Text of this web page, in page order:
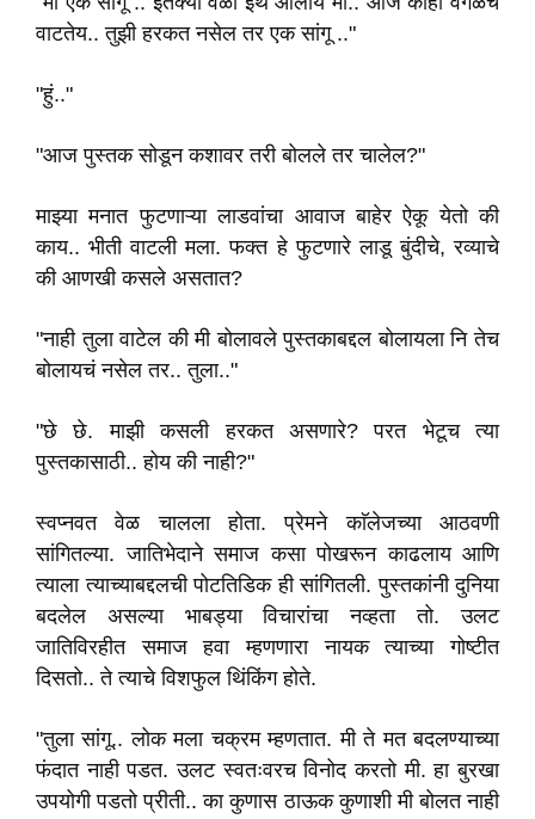
वाटतेय.. तुझी हरकत नसेल तर एक सांगू .."
"हुं.."
"आज पुस्तक सोडून कशावर तरी बोलले तर चालेल?"
माझ्या मनात फुटणाऱ्या लाडवांचा आवाज बाहेर ऐकू येतो की
काय.. भीती वाटली मला. फक्त हे फुटणारे लाडू बुंदीचे, रव्याचे
की आणखी कसले असतात?
"नाही तुला वाटेल की मी बोलावले पुस्तकाबद्दल बोलायला नि तेच
बोलायचं नसेल तर.. तुला.."
"छे छे. माझी कसली हरकत असणारे? परत भेटूच त्या
पुस्तकासाठी.. होय की नाही?"
स्वप्नवत वेळ चालला होता. प्रेमने काॅलेजच्या आठवणी
सांगितल्या. जातिभेदाने समाज कसा पोखरून काढलाय आणि
त्याला त्याच्याबद्दलची पोटतिडिक ही सांगितली. पुस्तकांनी दुनिया
बदलेल असल्या भाबड्या विचारांचा नव्हता तो. उलट
जातिविरहीत समाज हवा म्हणणारा नायक त्याच्या गोष्टीत
दिसतो.. ते त्याचे विशफुल थिंकिंग होते.
"तुला सांगू.. लोक मला चक्रम म्हणतात. मी ते मत बदलण्याच्या
फंदात नाही पडत. उलट स्वतःवरच विनोद करतो मी. हा बुरखा
उपयोगी पडतो प्रीती.. का कुणास ठाऊक कुणाशी मी बोलत नाही